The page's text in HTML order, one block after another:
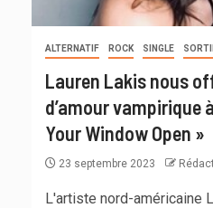
ALTERNATIF ROCK SINGLE
Lauren Lakis nous
d’amour vampirique
Your Window Open »
23 septembre 2023
L'artiste nord-américaine